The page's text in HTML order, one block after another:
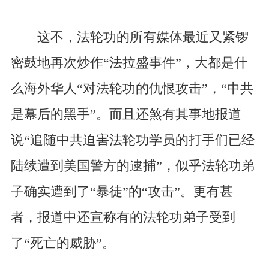
这不，法轮功的所有媒体最近又紧锣
密鼓地再次炒作“法拉盛事件”，大都是什
么海外华人“对法轮功的仇恨攻击”，“中共
是幕后的黑手”。而且还煞有其事地报道
说“追随中共迫害法轮功学员的打手们已经
陆续遭到美国警方的逮捕”，似乎法轮功弟
子确实遭到了“暴徒”的“攻击”。更有甚
者，报道中还宣称有的法轮功弟子受到
了“死亡的威胁”。